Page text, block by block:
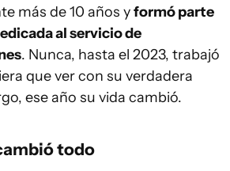
más de 10 años yformó parte
al servicio de
. Nunca, hasta el 2023, trabajó
que ver con su verdadera
ese año su vida cambió.
todo